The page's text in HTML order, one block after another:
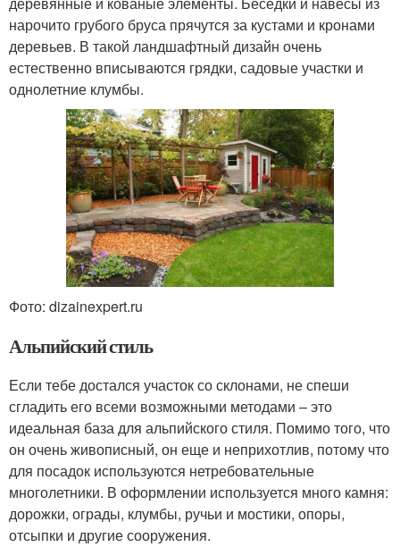
нарочито грубого бруса прячутся за кустами и кронами
деревьев. В такой ландшафтный дизайн очень
естественно вписываются грядки, садовые участки и
однолетние клумбы.
Фото: dizainexpert.ru
Альпийский стиль
Если тебе достался участок со склонами, не спеши
сгладить его всеми возможными методами – это
идеальная база для альпийского стиля. Помимо того, что
он очень живописный, он еще и неприхотлив, потому что
для посадок используются нетребовательные
многолетники. В оформлении используется много камня:
дорожки, ограды, клумбы, ручьи и мостики, опоры,
отсыпки и другие сооружения.